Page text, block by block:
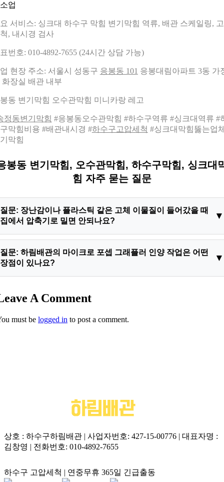
서비스: 싱크대 하수구 막힘 변기막힘 역류, 배관 스케일링,
, 내시경 검사
번호: 010-4892-7655 (24시간 상담 가능)
현장 주소: 서울시 성동구 응봉동 101 응봉대림아파트 3동 가
화장실 배관 내부
동 변기막힘 오수관막힘 미니카랑 레고
정동변기막힘 #응봉동오수관막힘 #하수구역류 #싱크대역류 #
막힘비용 #배관내시경 #하수구고압세척 #싱크대막힘뚫는업
막힘
봉동 변기막힘, 오수관막힘, 하수구막힘, 싱크대
힘 자주 묻는 질문
질문: 장난감이나 플라스틱 같은 고체 이물질이 들어갔을 때
집에서 압축기로 밀면 안되나요?
▼
답변: 절대로 안 됩니다. 뚫어뻥이나 압축기를 사용해 강한 압력
을 가하면 고체 장난감이 양변기 내부의 좁은 S자 트랩 굴곡에
시 응봉동오수관막힘 전문 장비를 갖춘 업체를 부르셔야 합니다.
질문: 하림배관의 마이크로 포셉 그래플러 인양 작업은 어떤
장점이 있나요?
▼
관찰하며 걸려있는 이물질만 정밀하게 집어내어 역방향으로 인
양하는 선진 공법입니다. 작업 시간이 매우 짧아 하수구막힘비용
A Comment
must be logged in to post a comment.
상호 : 하수구하림배관 | 사업자번호: 427-15-00776 | 대표자명 :
김창영 | 전화번호: 010-4892-7655
하수구 고압세척 | 연중무휴 365일 긴급출동